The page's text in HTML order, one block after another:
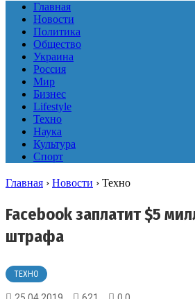
Главная
Новости
Политика
Общество
Украина
Россия
Мир
Бизнес
Lifestyle
Техно
Наука
Культура
Спорт
Главная › Новости › Техно
Facebook заплатит $5
штрафа
ТЕХНО